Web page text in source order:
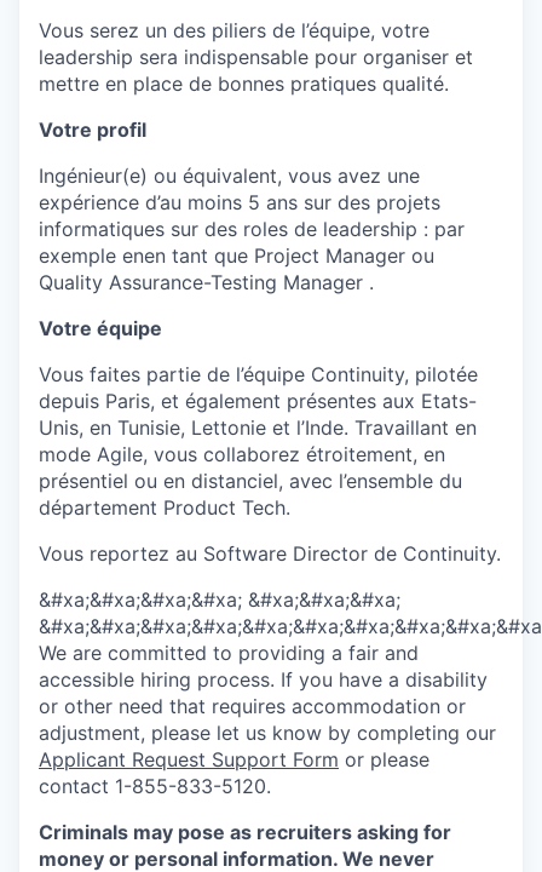
Vous serez un des piliers de l’équipe, votre
leadership sera indispensable pour organiser et
mettre en place de bonnes pratiques qualité.
Votre profil
Ingénieur(e) ou équivalent, vous avez une
expérience d’au moins 5 ans sur des projets
informatiques sur des roles de leadership : par
exemple enen tant que Project Manager ou
Quality Assurance-Testing Manager .
Votre équipe
Vous faites partie de l’équipe Continuity, pilotée
depuis Paris, et également présentes aux Etats-
Unis, en Tunisie, Lettonie et l’Inde. Travaillant en
mode Agile, vous collaborez étroitement, en
présentiel ou en distanciel, avec l’ensemble du
département Product Tech.
Vous reportez au Software Director de Continuity.
&#xa;&#xa;&#xa;&#xa; &#xa;&#xa;&#xa;
We are committed to providing a fair and
accessible hiring process. If you have a disability
or other need that requires accommodation or
adjustment, please let us know by completing our
Applicant Request Support Form or please
contact 1-855-833-5120.
Criminals may pose as recruiters asking for
money or personal information. We never